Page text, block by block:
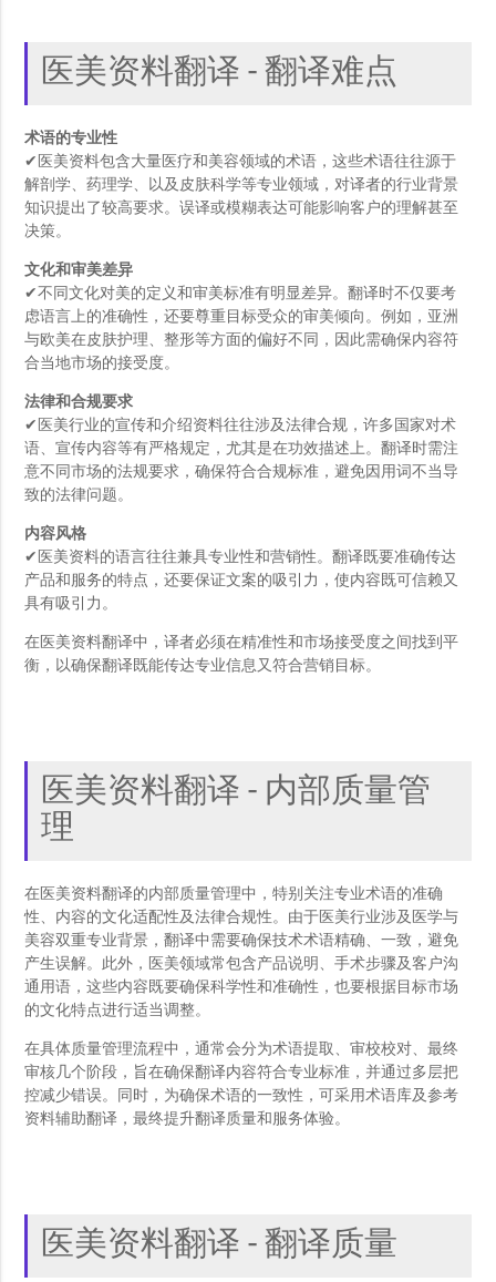
医美资料翻译 - 翻译难点
术语的专业性
✔医美资料包含大量医疗和美容领域的术语，这些术语往往源于
解剖学、药理学、以及皮肤科学等专业领域，对译者的行业背景
知识提出了较高要求。误译或模糊表达可能影响客户的理解甚至
决策。
文化和审美差异
✔不同文化对美的定义和审美标准有明显差异。翻译时不仅要考
虑语言上的准确性，还要尊重目标受众的审美倾向。例如，亚洲
与欧美在皮肤护理、整形等方面的偏好不同，因此需确保内容符
合当地市场的接受度。
法律和合规要求
✔医美行业的宣传和介绍资料往往涉及法律合规，许多国家对术
语、宣传内容等有严格规定，尤其是在功效描述上。翻译时需注
意不同市场的法规要求，确保符合合规标准，避免因用词不当导
致的法律问题。
内容风格
✔医美资料的语言往往兼具专业性和营销性。翻译既要准确传达
产品和服务的特点，还要保证文案的吸引力，使内容既可信赖又
具有吸引力。
在医美资料翻译中，译者必须在精准性和市场接受度之间找到平
衡，以确保翻译既能传达专业信息又符合营销目标。
医美资料翻译 - 内部质量管
理
在医美资料翻译的内部质量管理中，特别关注专业术语的准确
性、内容的文化适配性及法律合规性。由于医美行业涉及医学与
美容双重专业背景，翻译中需要确保技术术语精确、一致，避免
产生误解。此外，医美领域常包含产品说明、手术步骤及客户沟
通用语，这些内容既要确保科学性和准确性，也要根据目标市场
的文化特点进行适当调整。
在具体质量管理流程中，通常会分为术语提取、审校校对、最终
审核几个阶段，旨在确保翻译内容符合专业标准，并通过多层把
控减少错误。同时，为确保术语的一致性，可采用术语库及参考
资料辅助翻译，最终提升翻译质量和服务体验。
医美资料翻译 - 翻译质量